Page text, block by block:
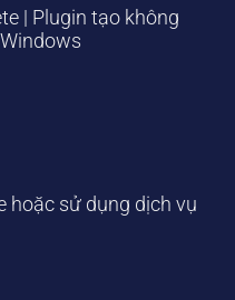
| Plugin tạo không
hoặc sử dụng dịch vụ